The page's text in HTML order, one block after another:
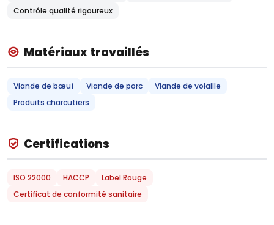
Contrôle qualité rigoureux
Matériaux travaillés
Viande de bœuf Viande de porc
Viande de volaille
Produits charcutiers
Certifications
ISO 22000 HACCP
Label Rouge
Certificat de conformité sanitaire